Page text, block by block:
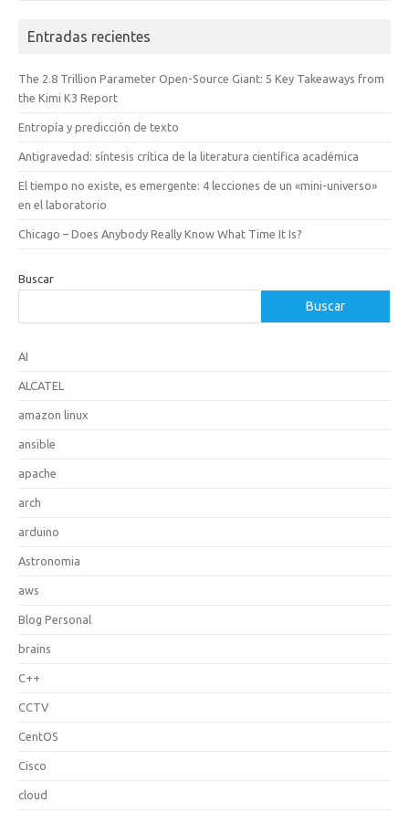
Entradas recientes
The 2.8 Trillion Parameter Open-Source Giant: 5 Key Takeaways from
the Kimi K3 Report
Entropía y predicción de texto
Antigravedad: síntesis crítica de la literatura científica académica
El tiempo no existe, es emergente: 4 lecciones de un «mini-universo»
en el laboratorio
Chicago – Does Anybody Really Know What Time It Is?
Buscar
Buscar
AI
ALCATEL
amazon linux
ansible
apache
arch
arduino
Astronomia
aws
Blog Personal
brains
C++
CCTV
CentOS
Cisco
cloud